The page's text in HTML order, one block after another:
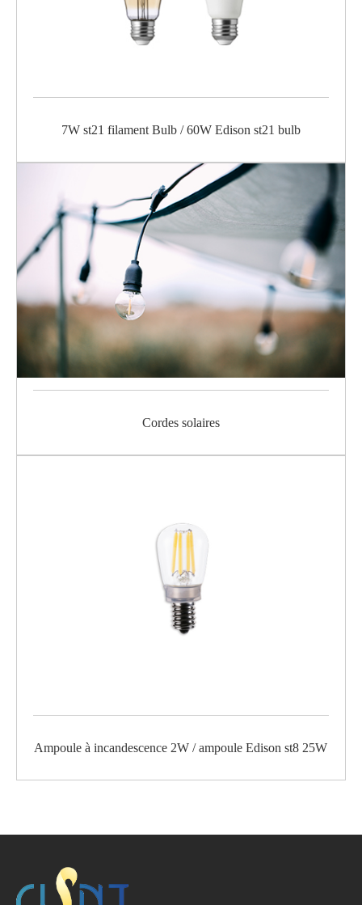
7W st21 filament Bulb / 60W Edison st21 bulb
Cordes solaires
Ampoule à incandescence 2W / ampoule Edison st8 25W